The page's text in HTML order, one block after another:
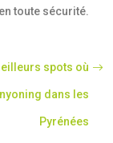
toute sécurité.
spots où
dans les
Pyrénées